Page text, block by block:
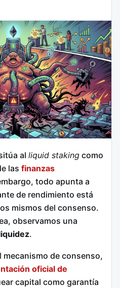
al liquid staking como
las finanzas
todo apunta a
de rendimiento está
mismos del consenso.
observamos una
.
de consenso,
oficial de
capital como garantía